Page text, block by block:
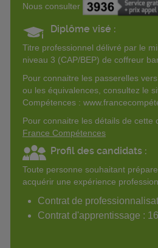
Nous consulter
Diplôme visé :
Titre professionnel délivré par le
niveau 3 (CAP/BEP) de coffreur
Pour connaitre les passerelles vers
ou les équivalences, consultez le
Compétences :
Pour connaitre les détails de cette
France Compétences
Profil des candidats :
Toute personne souhaitant
acquérir une expérience
Contrat de
Contrat d'apprentissage :